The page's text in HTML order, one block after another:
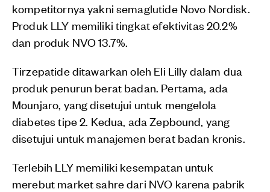
kompetitornya yakni semaglutide Novo Nordisk.
Produk LLY memiliki tingkat efektivitas 20.2%
dan produk NVO 13.7%.
Tirzepatide ditawarkan oleh Eli Lilly dalam dua
produk penurun berat badan. Pertama, ada
Mounjaro, yang disetujui untuk mengelola
diabetes tipe 2. Kedua, ada Zepbound, yang
disetujui untuk manajemen berat badan kronis.
Terlebih LLY memiliki kesempatan untuk
merebut market sahre dari NVO karena pabrik